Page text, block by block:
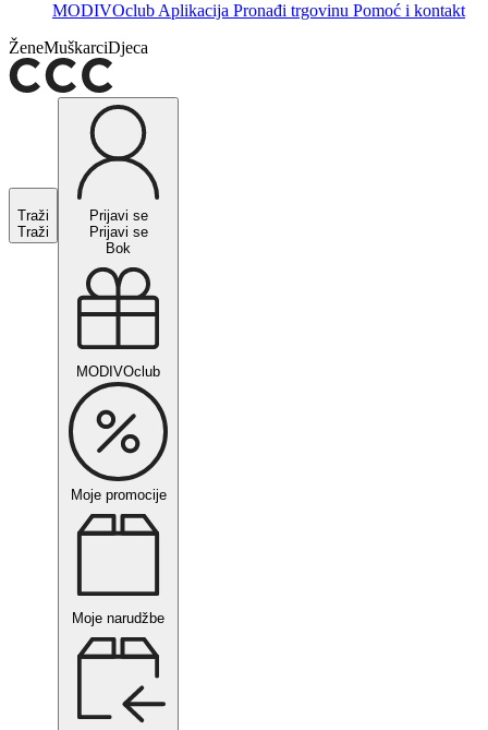
MODIVOclub Aplikacija Pronađi trgovinu Pomoć i kontakt
ŽeneMuškarciDjeca
Traži
Traži
Prijavi se
Prijavi se
Bok
MODIVOclub
Moje promocije
Moje narudžbe